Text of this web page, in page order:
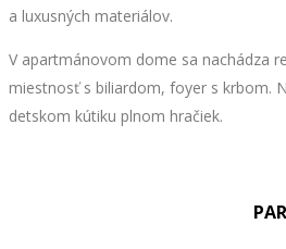
a luxusných materiálov.
V apartmánovom dome sa nachádza
miestnosť s biliardom, foyer s krbom.
detskom kútiku plnom hračiek.